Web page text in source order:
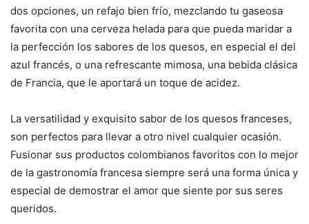
dos opciones, un refajo bien frío, mezclando tu gaseosa
favorita con una cerveza helada para que pueda maridar a
la perfección los sabores de los quesos, en especial el del
azul francés, o una refrescante mimosa, una bebida clásica
de Francia, que le aportará un toque de acidez.
La versatilidad y exquisito sabor de los quesos franceses,
son perfectos para llevar a otro nivel cualquier ocasión.
Fusionar sus productos colombianos favoritos con lo mejor
de la gastronomía francesa siempre será una forma única y
especial de demostrar el amor que siente por sus seres
queridos.